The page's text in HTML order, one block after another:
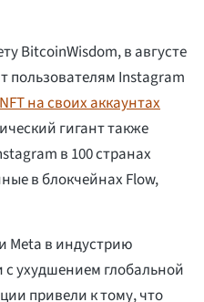
BitcoinWisdom, в августе
пользователям Instagram
на своих аккаунтах
гигант также
в 100 странах
в блокчейнах Flow,
Meta в индустрию
ухудшением глобальной
привели к тому, что